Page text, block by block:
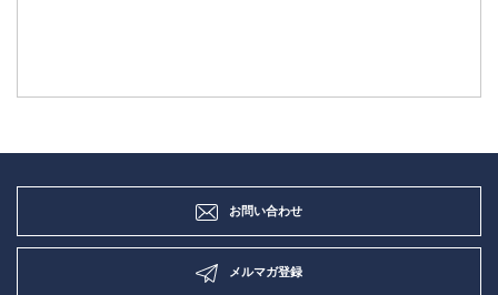
お問い合わせ
メルマガ登録